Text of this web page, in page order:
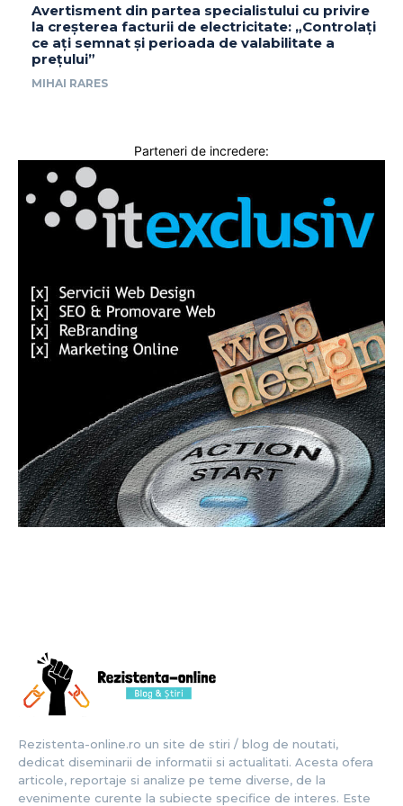
Avertisment din partea specialistului cu privire
la creșterea facturii de electricitate: „Controlați
ce ați semnat și perioada de valabilitate a
prețului”
MIHAI RARES
Parteneri de incredere:
Rezistenta-online.ro un site de stiri / blog de noutati,
dedicat diseminarii de informatii si actualitati. Acesta ofera
articole, reportaje si analize pe teme diverse, de la
evenimente curente la subiecte specifice de interes. Este